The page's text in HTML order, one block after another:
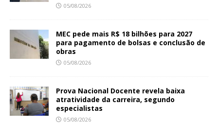
05/08/2026
MEC pede mais R$ 18 bilhões para 2027
para pagamento de bolsas e conclusão de
obras
05/08/2026
Prova Nacional Docente revela baixa
atratividade da carreira, segundo
especialistas
05/08/2026